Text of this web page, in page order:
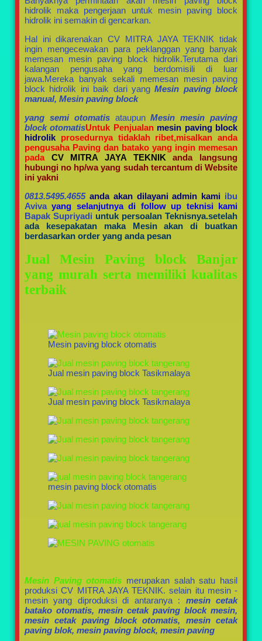
hidrolik maka pengerjaan untuk mesin paving block
hidrolik ini semakin di gencarkan.
Hal ini dikarenakan CV MITRA JAYA TEKNIK tidak
ingin mengecewakan para peklanggan yang banyak
memesan mesin paving block hidrolik.Terutama dari
kalangan pengusaha yang berdomisili di luar
jawa.Mereka banyak sekali memesan mesin paving
block hidrolik ini baik dari yangMesin paving block
manual, Mesin paving block
yang semi otomatis ataupunMesin mesin paving
block otomatisUntuk Penjualan mesin paving block
hidrolik prosedurnya tidaklah ribet,misalkan anda
pengusaha Paving dan batako yang ingin memesan
pada
CV MITRA JAYA TEKNIK
anda langsung
hubungi no hp/wa yang sudah tercantum di Website
ini yakni
0813.5495.4655 anda akan dilayani admin kami ibu
Aviva yang selanjutnya di follow up teknisi kami
Bapak Supriyadi untuk persoalan Teknisnya.setelah
ada kesepakatan maka Mesin akan di buatkan
berdasarkan order yang anda pesan
Jual Mesin Paving block Banjar
yang murah serta memiliki kualitas
terbaik
Mesin paving block otomatis
Jual mesin paving block Tasikmalaya
Jual mesin paving block Tasikmalaya
mesin paving block otomatis
Mesin Paving otomatis merupakan salah satu hasil
produksi CV MITRA JAYA TEKNIK. selain itu mesin -
mesin yang diproduksi di antaranya : mesin cetak
batako otomatis, mesin cetak paving block mesin,
mesin cetak paving block otomatis, mesin cetak
paving blok, mesin paving block, mesin paving